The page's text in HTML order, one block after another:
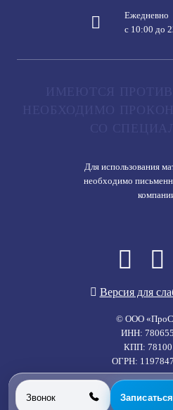
Ежедневно
с 10:00 до
Для использования
необходимо
Версия для
© ООО
ИНН:
КПП:
ОГРН:
Звонок